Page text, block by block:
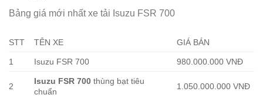
Bảng giá mới nhất xe tải Isuzu FSR 700
STT TÊN XE GIÁ BÁN
1 Isuzu FSR 700 980.000.000 VNĐ
2
Isuzu FSR 700 thùng bạt tiêu
chuẩn
1.050.000.000 VNĐ